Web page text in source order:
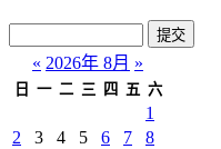
« 2026年 8月 »
日 一 二 三 四 五 六
1
2
3 4 5 6 7
8